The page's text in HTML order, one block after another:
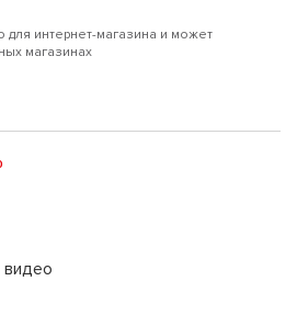
для интернет-магазина и может
магазинах
видео